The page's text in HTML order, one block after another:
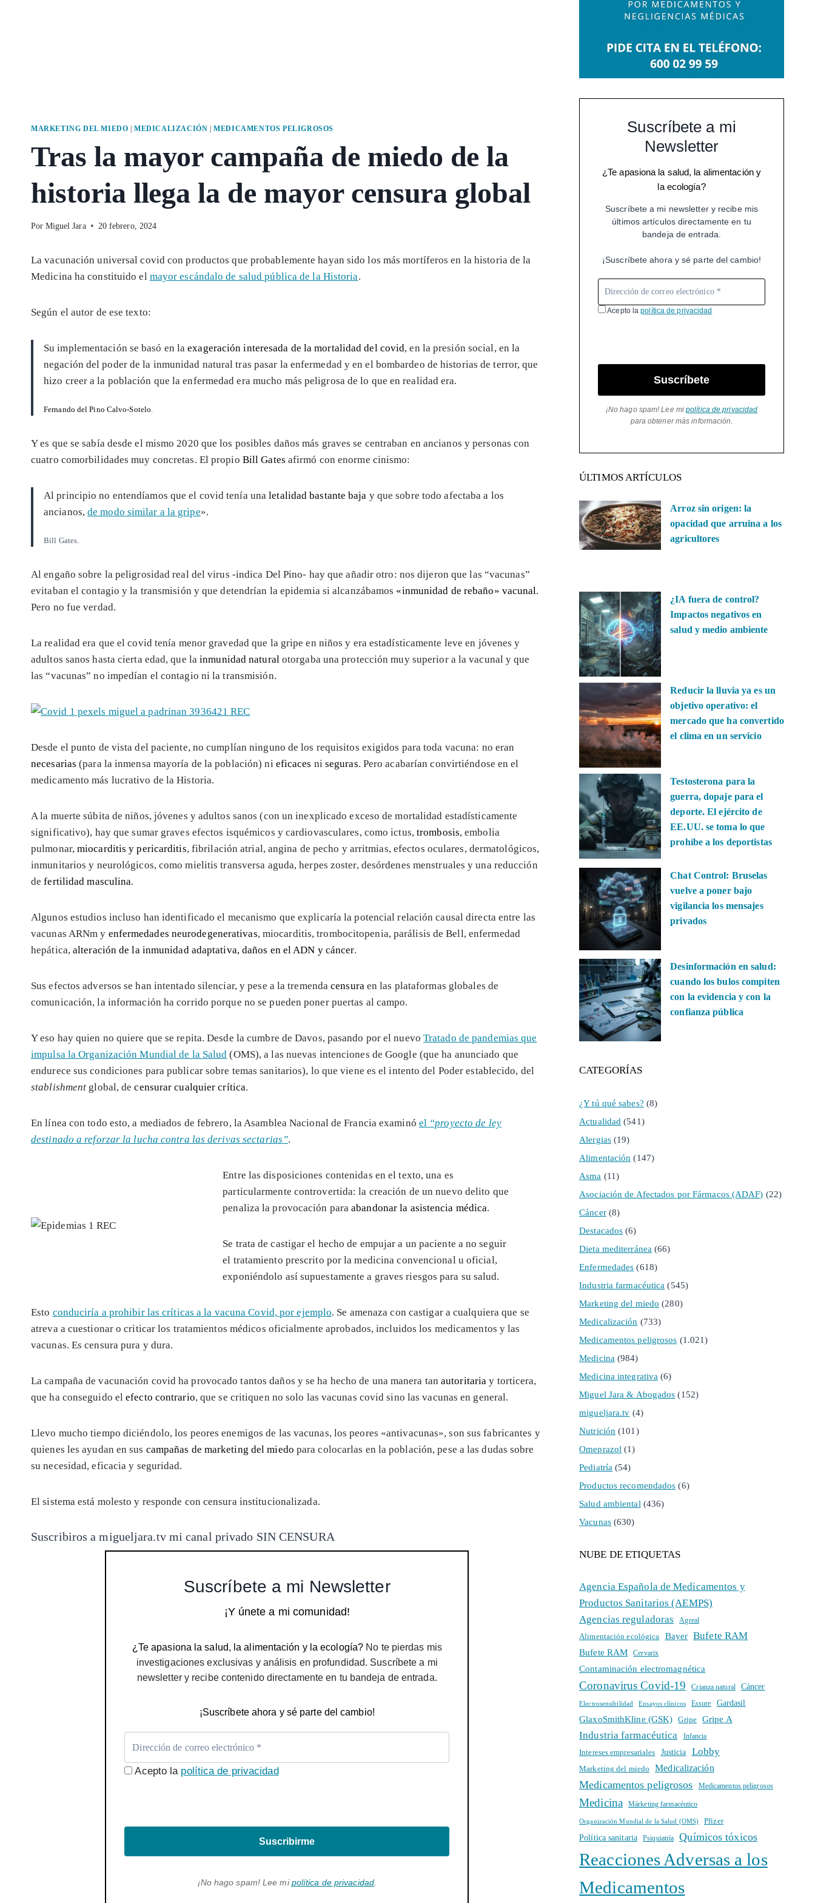
MARKETING DEL MIEDO |MEDICALIZACIÓN |MEDICAMENTOS PELIGROSOS
Tras la mayor campaña de miedo de la
historia llega la de mayor censura global
Por Miguel Jara 20 febrero, 2024
La vacunación universal covid con productos que probablemente hayan sido los más mortíferos en la historia de la
Medicina ha constituido el mayor escándalo de salud pública de la Historia.
Según el autor de ese texto:
Su implementación se basó en laexageración interesada de la mortalidad del covid, en la presión social, en la
negación del poder de la inmunidad natural tras pasar la enfermedad y en el bombardeo de historias de terror, que
hizo creer a la población que la enfermedad era mucho más peligrosa de lo que en realidad era.
Fernando del Pino Calvo-Sotelo
Y es que se sabía desde el mismo 2020 que los posibles daños más graves se centraban en ancianos y personas con
cuatro comorbilidades muy concretas. El propio Bill Gates afirmó con enorme cinismo:
Al principio no entendíamos que el covid tenía unaletalidad bastante baja y que sobre todo afectaba a los
ancianos,de modo similar a la gripe».
Bill Gates.
Al engaño sobre la peligrosidad real del virus -indica Del Pino- hay que añadir otro: nos dijeron que las “vacunas”
evitaban el contagio y la transmisión y que detendrían la epidemia si alcanzábamos «inmunidad de rebaño» vacunal.
Pero no fue verdad.
La realidad era que el covid tenía menor gravedad que la gripe en niños y era estadísticamente leve en jóvenes y
adultos sanos hasta cierta edad, que lainmunidad naturalotorgaba una protección muy superior a la vacunal y que
las “vacunas” no impedían el contagio ni la transmisión.
Desde el punto de vista del paciente, no cumplían ninguno de los requisitos exigidos para toda vacuna: no eran
necesarias(para la inmensa mayoría de la población) ni eficaces ni seguras. Pero acabarían convirtiéndose en el
medicamento más lucrativo de la Historia.
A la muerte súbita de niños, jóvenes y adultos sanos (con un inexplicado exceso de mortalidad estadísticamente
significativo), hay que sumar graves efectos isquémicos y cardiovasculares, como ictus, trombosis, embolia
pulmonar,miocarditis y pericarditis, fibrilación atrial, angina de pecho y arritmias, efectos oculares, dermatológicos,
inmunitarios y neurológicos, como mielitis transversa aguda, herpes zoster, desórdenes menstruales y una reducción
defertilidad masculina.
Algunos estudios incluso han identificado el mecanismo que explicaría la potencial relación causal directa entre las
vacunas ARNm y enfermedades neurodegenerativas, miocarditis, trombocitopenia, parálisis de Bell, enfermedad
hepática,alteración de la inmunidad adaptativa, daños en el ADN y cáncer.
Sus efectos adversos se han intentado silenciar, y pese a la tremendacensura en las plataformas globales de
comunicación, la información ha corrido porque no se pueden poner puertas al campo.
Y eso hay quien no quiere que se repita. Desde la cumbre de Davos, pasando por el nuevo Tratado de pandemias que
impulsa la Organización Mundial de la Salud (OMS), a las nuevas intenciones de Google (que ha anunciado que
endurece sus condiciones para publicar sobre temas sanitarios), lo que viene es el intento del Poder establecido, del
stablishment global, decensurar cualquier crítica.
En línea con todo esto, a mediados de febrero, la Asamblea Nacional de Francia examinó el “proyecto de ley
destinado a reforzar la lucha contra las derivas sectarias”.
Entre las disposiciones contenidas en el texto, una es
particularmente controvertida: la creación de un nuevo delito que
penaliza la provocación paraabandonar la asistencia médica.
Se trata de castigar el hecho de empujar a un paciente a no seguir
el tratamiento prescrito por la medicina convencional u oficial,
exponiéndolo así supuestamente a graves riesgos para su salud.
Esto conduciría a prohibir las críticas a la vacuna Covid, por ejemplo. Se amenaza con castigar a cualquiera que se
atreva a cuestionar o criticar los tratamientos médicos oficialmente aprobados, incluidos los medicamentos y las
vacunas. Es censura pura y dura.
La campaña de vacunación covid ha provocado tantos daños y se ha hecho de una manera tanautoritaria y torticera,
que ha conseguido elefecto contrario, que se critiquen no solo las vacunas covid sino las vacunas en general.
Llevo mucho tiempo diciéndolo, los peores enemigos de las vacunas, los peores «antivacunas», son sus fabricantes y
quienes les ayudan en sus campañas de marketing del miedo para colocarlas en la población, pese a las dudas sobre
su necesidad, eficacia y seguridad.
El sistema está molesto y responde con censura institucionalizada.
Suscribiros a migueljara.tv mi canal privado SIN CENSURA
Suscríbete a mi Newsletter
¡Y únete a mi comunidad!
¿Te apasiona la salud, la alimentación y la ecología? No te pierdas mis
investigaciones exclusivas y análisis en profundidad. Suscríbete a mi
newsletter y recibe contenido directamente en tu bandeja de entrada.
¡Suscríbete ahora y sé parte del cambio!
Acepto la política de privacidad
Suscribirme
¡No hago spam! Lee mipolítica de privacidad
Suscríbete a mi
Newsletter
¿Te apasiona la salud, la alimentación y
la ecología?
Suscríbete a mi newsletter y recibe mis
últimos artículos directamente en tu
bandeja de entrada.
¡Suscríbete ahora y sé parte del cambio!
Acepto lapolítica de privacidad
Suscríbete
¡No hago spam! Lee mipolítica de privacidad
para obtener más información.
ÚLTIMOS ARTÍCULOS
Arroz sin origen: la
opacidad que arruina a los
agricultores
¿IA fuera de control?
Impactos negativos en
salud y medio ambiente
Reducir la lluvia ya es un
objetivo operativo: el
mercado que ha convertido
el clima en un servicio
Testosterona para la
guerra, dopaje para el
deporte. El ejército de
EE.UU. se toma lo que
prohíbe a los deportistas
Chat Control: Bruselas
vuelve a poner bajo
vigilancia los mensajes
privados
Desinformación en salud:
cuando los bulos compiten
con la evidencia y con la
confianza pública
CATEGORÍAS
¿Y tú qué sabes? (8)
Actualidad (541)
Alergias(19)
Alimentación (147)
Asma (11)
Asociación de Afectados por Fármacos (ADAF) (22)
Cáncer(8)
Destacados (6)
Dieta mediterránea (66)
Enfermedades (618)
Industria farmacéutica (545)
Marketing del miedo (280)
Medicalización (733)
Medicamentos peligrosos (1.021)
Medicina (984)
Medicina integrativa (6)
Miguel Jara & Abogados (152)
migueljara.tv (4)
Nutrición (101)
Omeprazol (1)
Pediatría (54)
Productos recomendados (6)
Salud ambiental (436)
Vacunas(630)
NUBE DE ETIQUETAS
Agencia Española de Medicamentos y
Productos Sanitarios (AEMPS)
Agencias reguladoras
Agreal
Alimentación ecológica Bayer Bufete RAM
Bufete RAM Cervarix
Contaminación electromagnética
Coronavirus Covid-19 Crianza natural Cáncer
Electrosensibilidad Ensayos clínicos Essure Gardasil
GlaxoSmithKline (GSK) Gripe Gripe A
Industria farmacéutica Infancia
Intereses empresariales Justicia Lobby
Marketing del miedo Medicalización
Medicamentos peligrosos Medicamentos peligrosos
Medicina Márketing farmacéutico
Organización Mundial de la Salud (OMS) Pfizer
Política sanitaria Psiquiatría Químicos tóxicos
Reacciones Adversas a los
Medicamentos